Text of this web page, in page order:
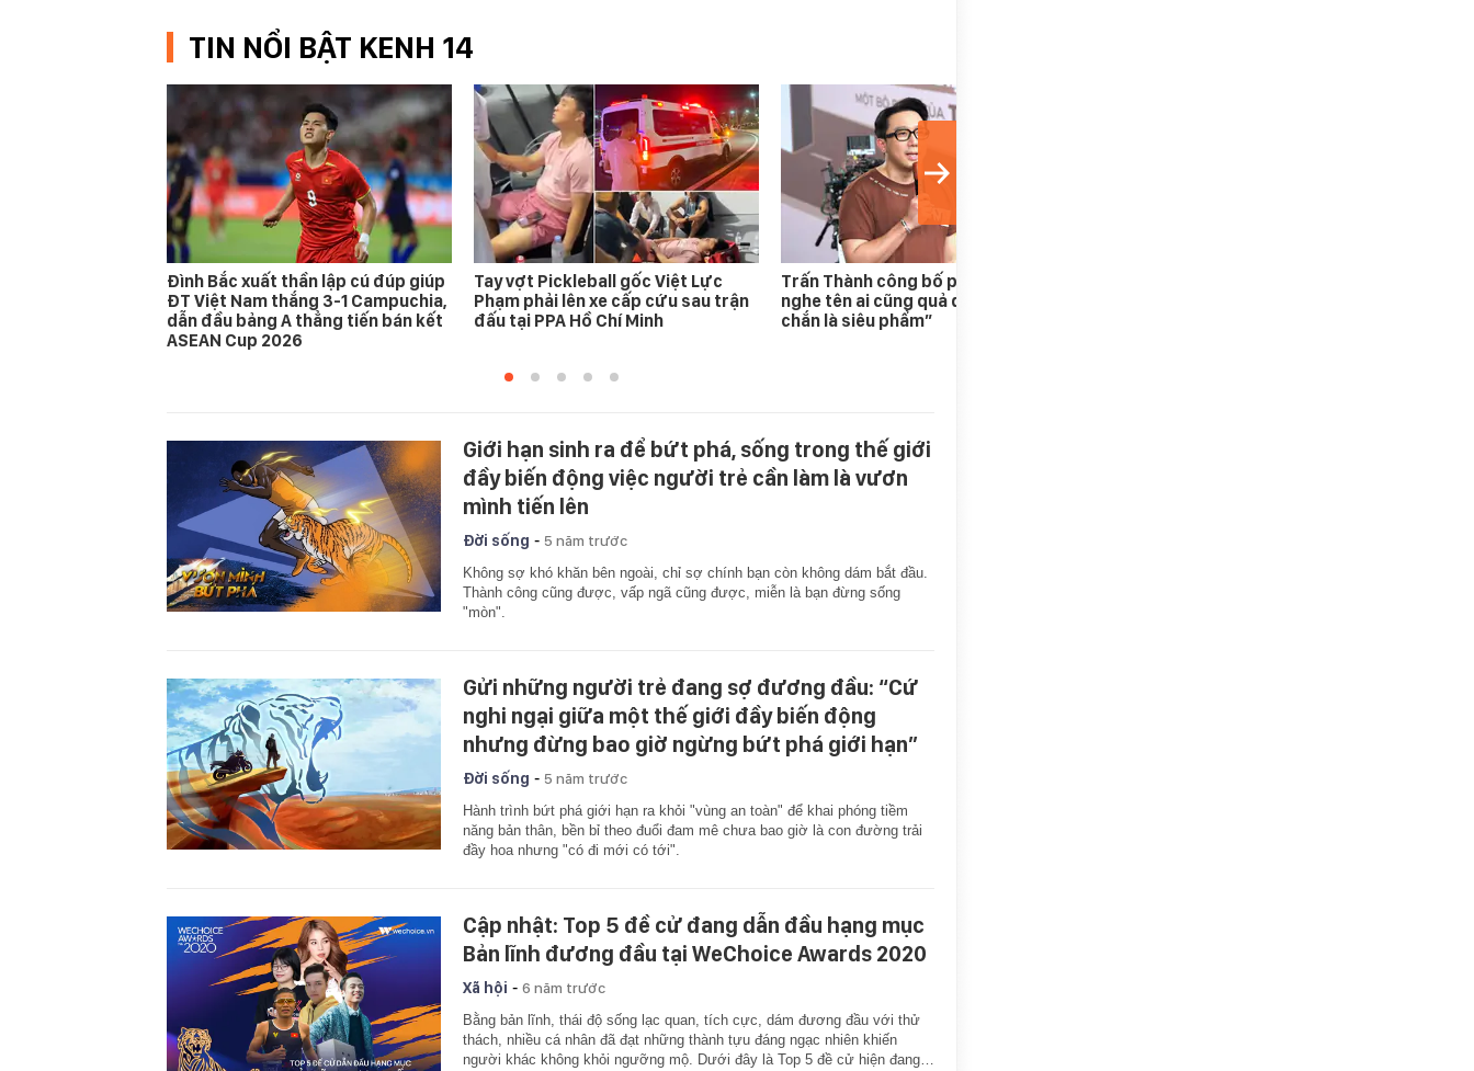
TIN NỔI BẬT KENH 14
Đình Bắc xuất thần lập cú đúp giúp
ĐT Việt Nam thắng 3-1 Campuchia,
dẫn đầu bảng A thẳng tiến bán kết
ASEAN Cup 2026
Tay vợt Pickleball gốc Việt Lực
Phạm phải lên xe cấp cứu sau trận
đấu tại PPA Hồ Chí Minh
Trấn Thành công bố phim Tết 2027,
nghe tên ai cũng quả quyết “chắc
chắn là siêu phẩm”
Giới hạn sinh ra để bứt phá, sống trong thế giới
đầy biến động việc người trẻ cần làm là vươn
mình tiến lên
Đời sống - 5 năm trước
Không sợ khó khăn bên ngoài, chỉ sợ chính bạn còn không dám bắt đầu.
Thành công cũng được, vấp ngã cũng được, miễn là bạn đừng sống
"mòn".
Gửi những người trẻ đang sợ đương đầu: “Cứ
nghi ngại giữa một thế giới đầy biến động
nhưng đừng bao giờ ngừng bứt phá giới hạn”
Đời sống - 5 năm trước
Hành trình bứt phá giới hạn ra khỏi "vùng an toàn" để khai phóng tiềm
năng bản thân, bền bỉ theo đuổi đam mê chưa bao giờ là con đường trải
đầy hoa nhưng "có đi mới có tới".
Cập nhật: Top 5 đề cử đang dẫn đầu hạng mục
Bản lĩnh đương đầu tại WeChoice Awards 2020
Xã hội - 6 năm trước
Bằng bản lĩnh, thái độ sống lạc quan, tích cực, dám đương đầu với thử
thách, nhiều cá nhân đã đạt những thành tựu đáng ngạc nhiên khiến
người khác không khỏi ngưỡng mộ. Dưới đây là Top 5 đề cử hiện đang…